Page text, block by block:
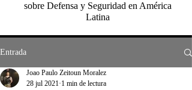
sobre Defensa y Seguridad en América
Latina
Entrada
Joao Paulo Zeitoun Moralez
28 jul 2021 1 min de lectura